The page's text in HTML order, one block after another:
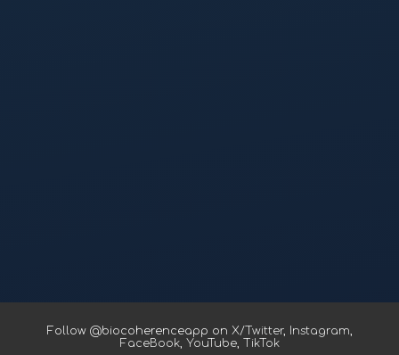
Follow @biocoherenceapp on X/Twitter, Instagram,
FaceBook, YouTube, TikTok